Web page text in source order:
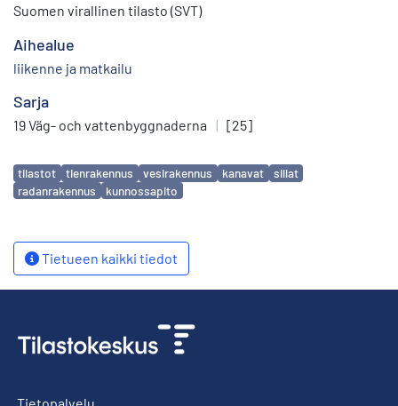
Suomen virallinen tilasto (SVT)
Aihealue
liikenne ja matkailu
Sarja
19 Väg- och vattenbyggnaderna | [25]
Avainsanat
tilastot tienrakennus vesirakennus kanavat
sillat
radanrakennus
kunnossapito
Tietueen kaikki tiedot